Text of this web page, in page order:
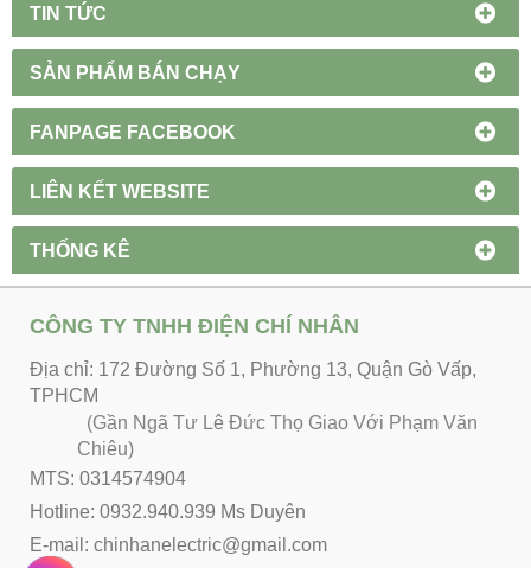
TIN TỨC
SẢN PHẨM BÁN CHẠY
FANPAGE FACEBOOK
LIÊN KẾT WEBSITE
THỐNG KÊ
CÔNG TY TNHH ĐIỆN CHÍ NHÂN
Địa chỉ: 172 Đường Số 1, Phường 13, Quận Gò Vấp,
TPHCM
(Gần Ngã Tư Lê Đức Thọ Giao Với Phạm Văn
Chiêu)
MTS: 0314574904
Hotline: 0932.940.939 Ms Duyên
E-mail: chinhanelectric@gmail.com